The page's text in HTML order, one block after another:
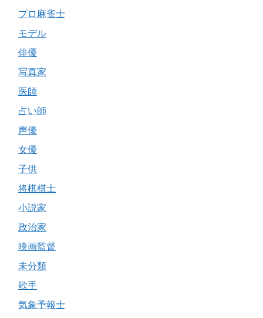
プロ麻雀士
モデル
俳優
写真家
医師
占い師
声優
女優
子供
将棋棋士
小説家
政治家
映画監督
未分類
歌手
気象予報士